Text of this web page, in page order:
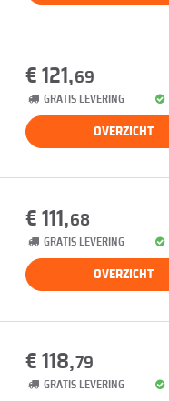
€ 121,69
GRATIS LEVERING
OVERZICHT
€ 111,68
GRATIS LEVERING
OVERZICHT
€ 118,79
GRATIS LEVERING